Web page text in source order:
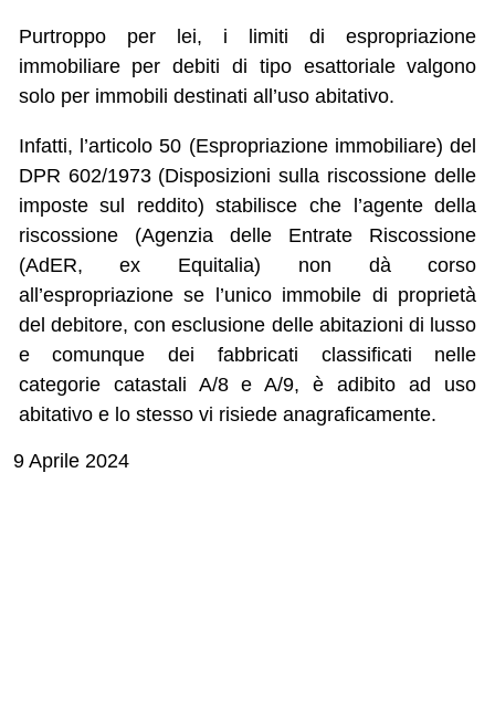
Purtroppo per lei, i limiti di espropriazione
immobiliare per debiti di tipo esattoriale valgono
solo per immobili destinati all’uso abitativo.
Infatti, l’articolo 50 (Espropriazione immobiliare) del
DPR 602/1973 (Disposizioni sulla riscossione delle
imposte sul reddito) stabilisce che l’agente della
riscossione (Agenzia delle Entrate Riscossione
(AdER, ex Equitalia) non dà corso
all’espropriazione se l’unico immobile di proprietà
del debitore, con esclusione delle abitazioni di lusso
e comunque dei fabbricati classificati nelle
categorie catastali A/8 e A/9, è adibito ad uso
abitativo e lo stesso vi risiede anagraficamente.
9 Aprile 2024